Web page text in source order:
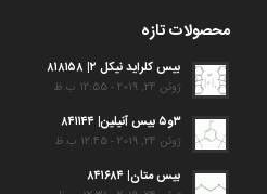
محصولات تازه
بیس کلراید نیکل ۲| ۸۱۸۱۵۸
ژوئن 24, 2019 - 12:55 ب.ظ
۳و۵ بیس آنیلین| ۸۴۱۱۴۴
ژوئن 24, 2019 - 12:45 ب.ظ
بیس متان| ۸۴۱۶۸۴